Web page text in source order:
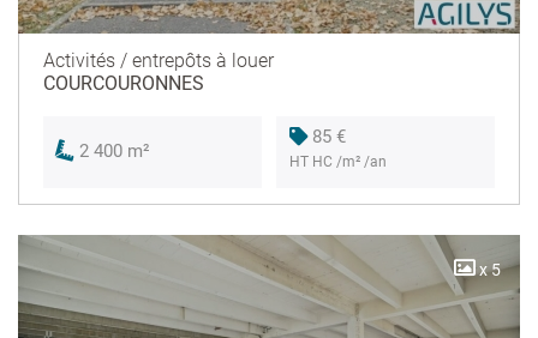
Activités / entrepôts à louer
COURCOURONNES
2 400 m²
85 €
HT HC /m² /an
x 5